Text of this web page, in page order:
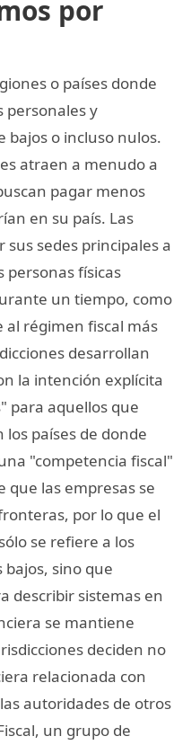
por
o países donde
personales y
bajos o incluso nulos.
atraen a menudo a
pagar menos
en su país. Las
sedes principales a
personas físicas
un tiempo, como
al régimen fiscal más
desarrollan
la intención explícita
para aquellos que
países de donde
"competencia fiscal"
que las empresas se
por lo que el
se refiere a los
bajos, sino que
describir sistemas en
se mantiene
deciden no
relacionada con
autoridades de otros
un grupo de